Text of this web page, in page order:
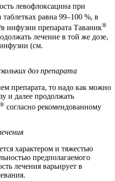
левофлоксацина при
таблетках равна 99–100 %, в
инфузии препарата Таваник®
лечение в той же дозе,
(см.
доз препарата
препарата, то надо как можно
и далее продолжать
® согласно рекомендованному
характером и тяжестью
предполагаемого
лечения варьирует в